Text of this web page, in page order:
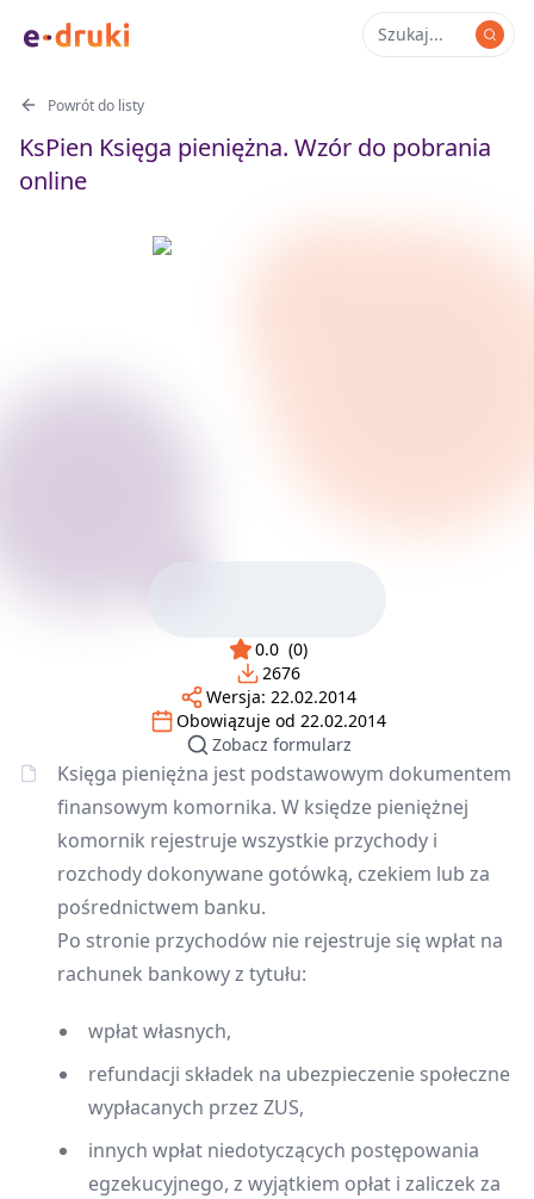
Powrót do listy
KsPien Księga pieniężna. Wzór do pobrania
online
0.0 (0)
2676
Wersja: 22.02.2014
Obowiązuje od 22.02.2014
Zobacz formularz
Księga pieniężna jest podstawowym dokumentem
finansowym komornika. W księdze pieniężnej
komornik rejestruje wszystkie przychody i
rozchody dokonywane gotówką, czekiem lub za
pośrednictwem banku.
Po stronie przychodów nie rejestruje się wpłat na
rachunek bankowy z tytułu:
wpłat własnych,
refundacji składek na ubezpieczenie społeczne
wypłacanych przez ZUS,
innych wpłat niedotyczących postępowania
egzekucyjnego, z wyjątkiem opłat i zaliczek za